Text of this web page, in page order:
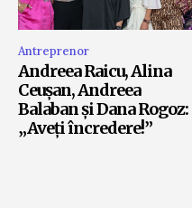
Antreprenor
Andreea Raicu, Alina
Ceușan, Andreea
Balaban și Dana Rogoz:
„Aveți încredere!”